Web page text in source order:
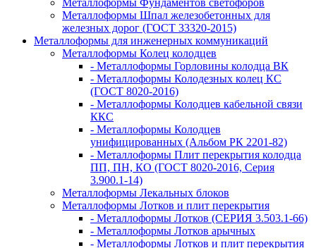
Металлоформы Фундаментов светофоров
Металлоформы Шпал железобетонных для
железных дорог (ГОСТ 33320-2015)
Металлоформы для инженерных коммуникаций
Металлоформы Колец колодцев
- Металлоформы Горловины колодца ВК
- Металлоформы Колодезных колец КС
(ГОСТ 8020-2016)
- Металлоформы Колодцев кабельной связи
ККС
- Металлоформы Колодцев
унифицированных (Альбом РК 2201-82)
- Металлоформы Плит перекрытия колодца
ПП, ПН, КО (ГОСТ 8020-2016, Серия
3.900.1-14)
Металлоформы Лекальных блоков
Металлоформы Лотков и плит перекрытия
- Металлоформы Лотков (СЕРИЯ 3.503.1-66)
- Металлоформы Лотков арычных
- Металлоформы Лотков и плит перекрытия